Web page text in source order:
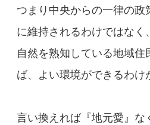
つまり中央からの一律の政
に維持されるわけではなく
自然を熟知している地域住
ば、よい環境ができるわけ
言い換えれば『地元愛』な